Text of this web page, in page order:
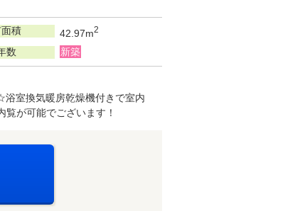
積 42.97m2
数 新築
室換気暖房乾燥機付きで室内
が可能でございます！